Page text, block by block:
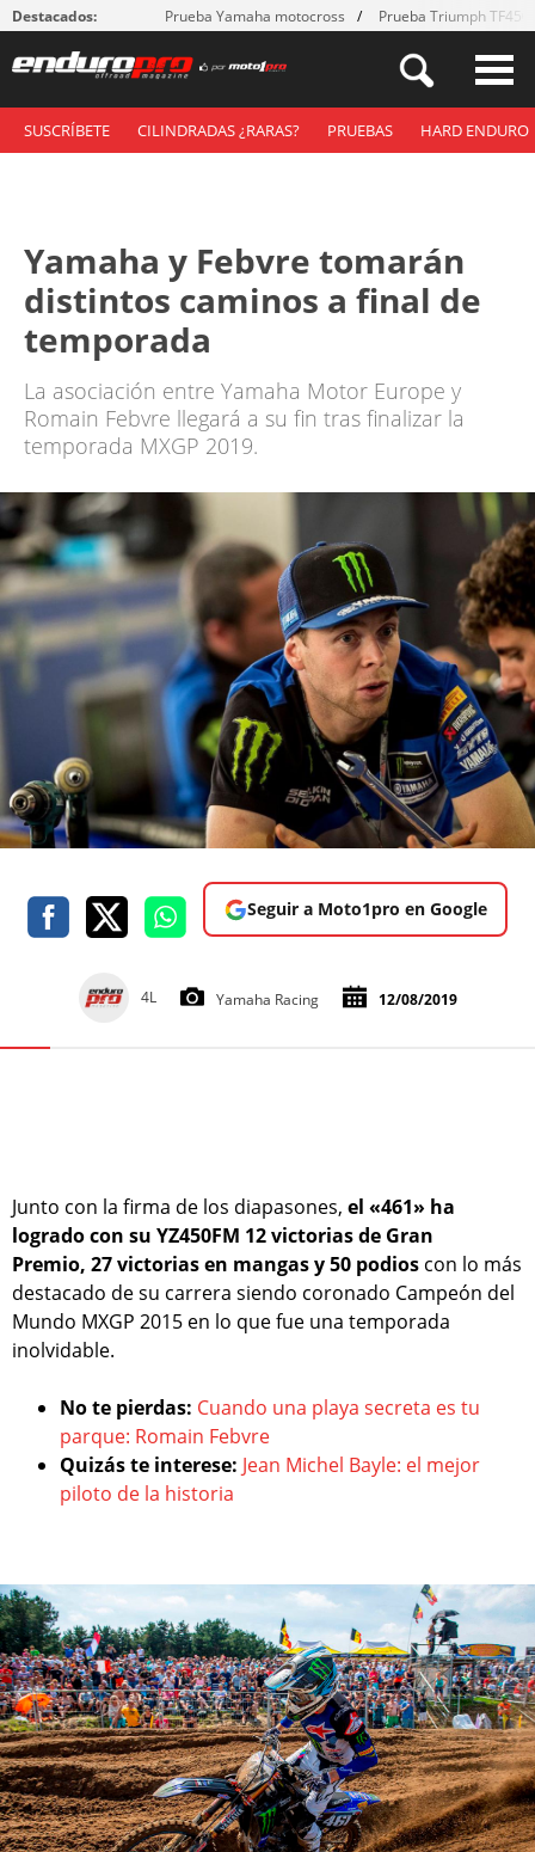
Destacados: Prueba Yamaha motocross Prueba Triumph
SUSCRÍBETE CILINDRADAS ¿RARAS? PRUEBAS HARD ENDURO
Yamaha y Febvre tomarán
distintos caminos a final de
temporada
La asociación entre Yamaha Motor Europe y
Romain Febvre llegará a su fin tras finalizar la
temporada MXGP 2019.
Seguir a Moto1pro en Google
4L Yamaha Racing 12/08/2019
Junto con la firma de los diapasones, el «461» ha
logrado con su YZ450FM 12 victorias de Gran
Premio, 27 victorias en mangas y 50 podios con lo más
destacado de su carrera siendo coronado Campeón del
Mundo MXGP 2015 en lo que fue una temporada
inolvidable.
No te pierdas: Cuando una playa secreta es tu
parque: Romain Febvre
Quizás te interese: Jean Michel Bayle: el mejor
piloto de la historia